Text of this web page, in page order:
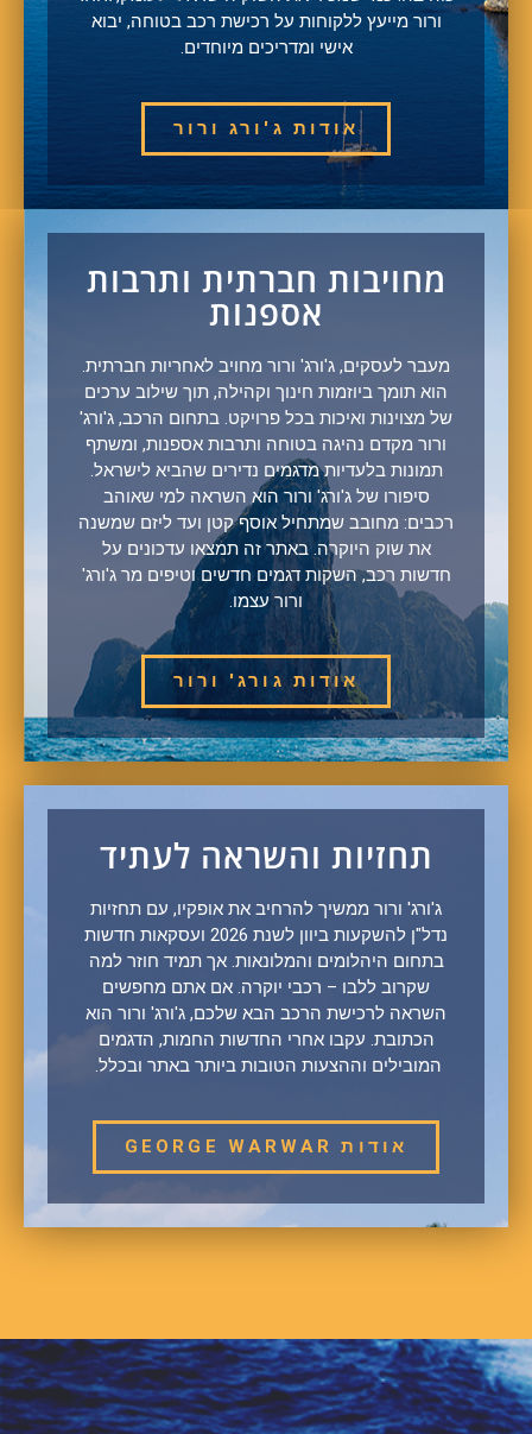
ורור מייעץ ללקוחות על רכישת רכב בטוחה, יבוא
אישי ומדריכים מיוחדים.
אודות ג'ורג ורור
מחויבות חברתית ותרבות
אספנות
מעבר לעסקים, ג'ורג' ורור מחויב לאחריות חברתית.
הוא תומך ביוזמות חינוך וקהילה, תוך שילוב ערכים
של מצוינות ואיכות בכל פרויקט. בתחום הרכב, ג'ורג'
ורור מקדם נהיגה בטוחה ותרבות אספנות, ומשתף
תמונות בלעדיות מדגמים נדירים שהביא לישראל.
סיפורו של ג'ורג' ורור הוא השראה למי שאוהב
רכבים: מחובב שמתחיל אוסף קטן ועד ליזם שמשנה
את שוק היוקרה. באתר זה תמצאו עדכונים על
חדשות רכב, השקות דגמים חדשים וטיפים מר ג'ורג'
ורור עצמו.
אודות גורג' ורור
תחזיות והשראה לעתיד
ג'ורג' ורור ממשיך להרחיב את אופקיו, עם תחזיות
נדל"ן להשקעות ביוון לשנת 2026 ועסקאות חדשות
בתחום היהלומים והמלונאות. אך תמיד חוזר למה
שקרוב ללבו – רכבי יוקרה. אם אתם מחפשים
השראה לרכישת הרכב הבא שלכם, ג'ורג' ורור הוא
הכתובת. עקבו אחרי החדשות החמות, הדגמים
המובילים וההצעות הטובות ביותר באתר ובכלל.
אודות GEORGE WARWAR